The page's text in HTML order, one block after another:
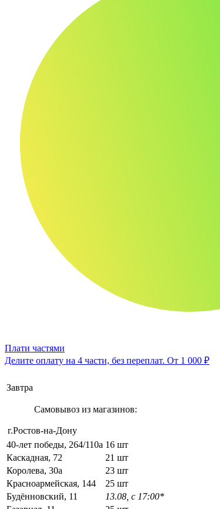
Плати частями
Делите оплату на 4 части, без переплат. От 1 000 ₽
Завтра
Самовывоз из магазинов:
г.Ростов-на-Дону
40-лет победы, 264/110а 16 шт
Каскадная, 72
21 шт
Королева, 30а
23 шт
Красноармейская, 144
25 шт
Будённовский, 11
13.08, с 17:00*